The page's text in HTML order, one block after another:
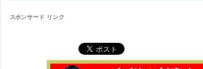
スポンサード リンク